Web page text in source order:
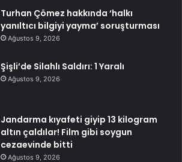
Turhan Çömez hakkında ‘halkı
yanıltıcı bilgiyi yayma’ soruşturması
Ağustos 9, 2026
Şişli’de Silahlı Saldırı: 1 Yaralı
Ağustos 9, 2026
Jandarma kıyafeti giyip 13 kilogram
altın çaldılar! Film gibi soygun
cezaevinde bitti
Ağustos 9, 2026